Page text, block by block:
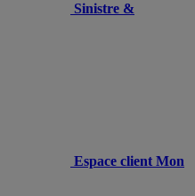
Sinistre &
Espace client Mon